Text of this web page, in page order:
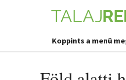
Koppints a menü